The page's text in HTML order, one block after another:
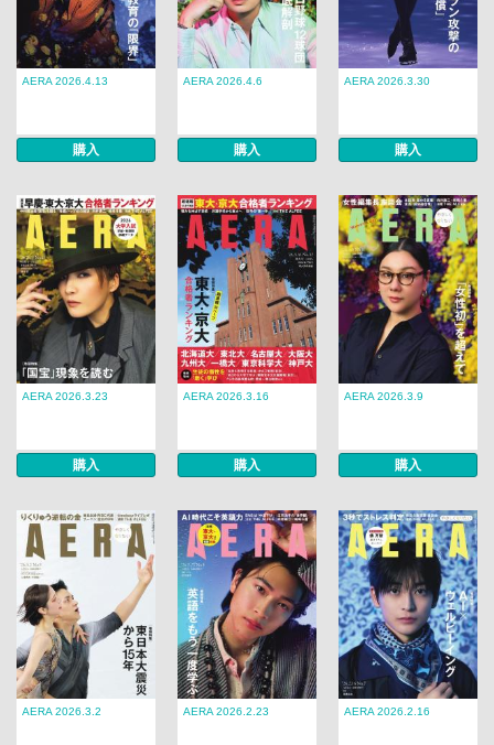
AERA 2026.4.13
購入
AERA 2026.4.6
購入
AERA 2026.3.30
購入
AERA 2026.3.23
購入
AERA 2026.3.16
購入
AERA 2026.3.9
購入
AERA 2026.3.2 AERA 2026.2.23 AERA 2026.2.16